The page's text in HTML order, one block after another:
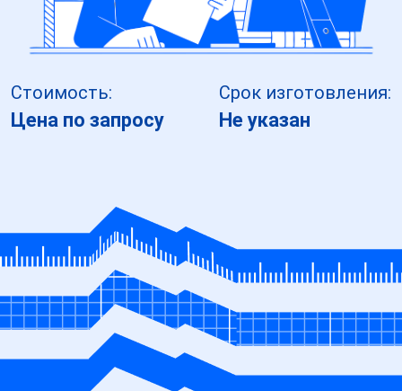
Стоимость:
Цена по запросу
Срок изготовления:
Не указан